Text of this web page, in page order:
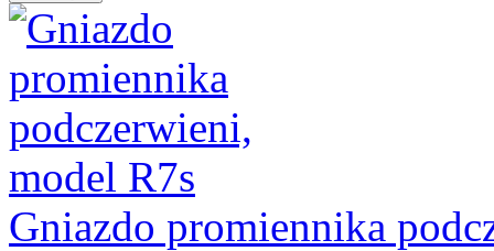
Gniazdo promiennika